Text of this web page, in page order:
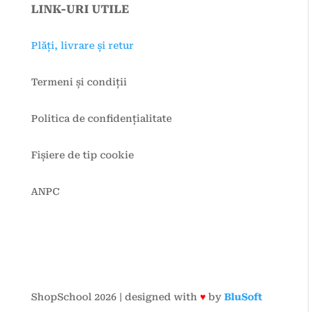
LINK-URI UTILE
Plăți, livrare și retur
Termeni și condiții
Politica de confidențialitate
Fișiere de tip cookie
ANPC
ShopSchool 2026 | designed with ♥by BluSoft